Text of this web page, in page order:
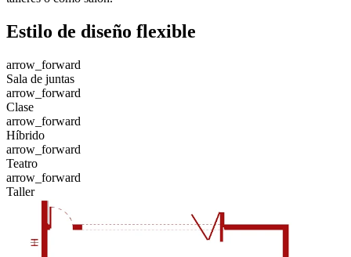
Estilo de diseño flexible
arrow_forward
Sala de juntas
arrow_forward
Clase
arrow_forward
Híbrido
arrow_forward
Teatro
arrow_forward
Taller